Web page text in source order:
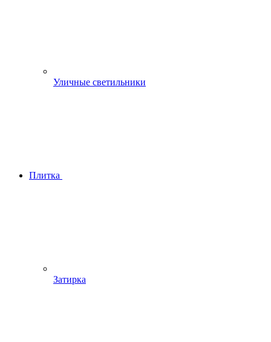
Уличные светильники
Плитка
Затирка